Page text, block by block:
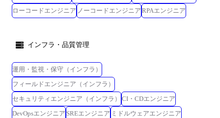
ローコードエンジニア ノーコードエンジニア RPAエンジニア
インフラ・品質管理
運用・監視・保守（インフラ）
フィールドエンジニア（インフラ）
セキュリティエンジニア（インフラ）
CI・CDエンジニア
DevOpsエンジニア SREエンジニア ミドルウェアエンジニア